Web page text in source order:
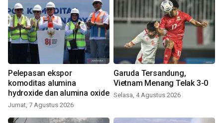
Pelepasan ekspor
komoditas alumina
hydroxide dan alumina oxide
Jumat, 7 Agustus 2026
Garuda Tersandung,
Vietnam Menang Telak 3-0
Selasa, 4 Agustus 2026